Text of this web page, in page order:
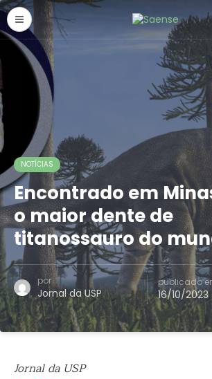
NOTÍCIAS
Encontrado em
o maior dente de
titanossauro do
por
Jornal da USP
publicado
16/10/2023
Jornal da USP